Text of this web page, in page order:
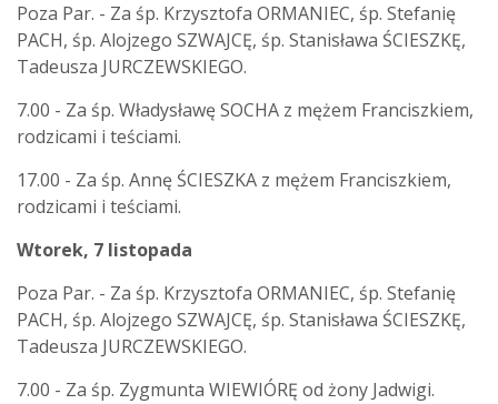
Poza Par. - Za śp. Krzysztofa ORMANIEC, śp. Stefanię
PACH, śp. Alojzego SZWAJCĘ, śp. Stanisława ŚCIESZKĘ,
Tadeusza JURCZEWSKIEGO.
7.00 - Za śp. Władysławę SOCHA z mężem Franciszkiem,
rodzicami i teściami.
17.00 - Za śp. Annę ŚCIESZKA z mężem Franciszkiem,
rodzicami i teściami.
Wtorek, 7 listopada
Poza Par. - Za śp. Krzysztofa ORMANIEC, śp. Stefanię
PACH, śp. Alojzego SZWAJCĘ, śp. Stanisława ŚCIESZKĘ,
Tadeusza JURCZEWSKIEGO.
7.00 - Za śp. Zygmunta WIEWIÓRĘ od żony Jadwigi.